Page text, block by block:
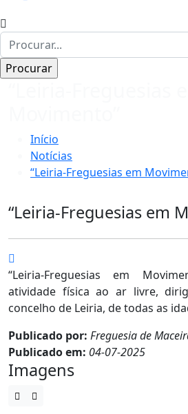
Início
Notícias
“Leiria-Freguesias em
“Leiria-Freguesias em
“Leiria-Freguesias em
atividade física ao ar livre,
concelho de Leiria, de todas as
Publicado por: Freguesia de
Publicado em: 04-07-2025
Imagens